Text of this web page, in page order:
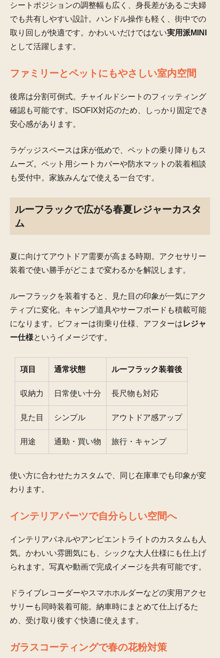
シートポジションの調整幅も広く、身長差があるご夫婦
でも共有しやすい設計。ハンドル操作も軽く、街中での
取り回しが快適です。かわいいだけではない実用派MINI
として活躍します。
ファミリーとペットにもやさしい室内空間
後席は分割可倒式。チャイルドシートのフィッティング
確認も可能です。ISOFIX対応のため、しっかり固定でき
安心感があります。
ラゲッジスペースは床が低めで、ペットの乗り降りもス
ムーズ。ペット用シートカバーや防水マットの装着相談
も受付中。家族みんなで使える一台です。
ルーフラックで広がる春夏レジャーカスタ
ム
夏に向けてアウトドア需要が高まる時期。アクセサリー
装着で使い勝手がどこまで変わるかを解説します。
ルーフラックを装着すると、見た目の印象が一気にアク
ティブに変化。キャンプ道具やサーフボードも積載可能
になります。ビフォーは街乗り仕様、アフターはレジャ
ー仕様というイメージです。
項目 通常状態 ルーフラック装着後
収納力 日常使い十分 長尺物も対応
見た目 シンプル アウトドア感アップ
用途 通勤・買い物 旅行・キャンプ
使い方に合わせたカスタムで、同じ在庫車でも印象が変
わります。
インテリアパーツで自分らしい空間へ
インテリアパネルやアンビエントライトのカスタムも人
気。かわいい雰囲気にも、シックな大人仕様にも仕上げ
られます。写真や動画で完成イメージを共有可能です。
ドライブレコーダーやスマホホルダーなどの実用アクセ
サリーも同時装着可能。納車時にまとめて仕上げるた
め、受け取り後すぐ快適に使えます。
ガラスコーティングで春の花粉対策